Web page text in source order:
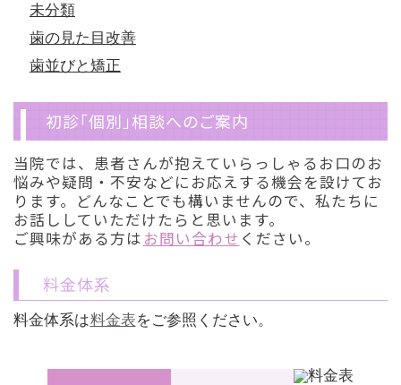
未分類
歯の見た目改善
歯並びと矯正
初診「個別」相談へのご案内
当院では、患者さんが抱えていらっしゃるお口のお
悩みや疑問・不安などにお応えする機会を設けてお
ります。どんなことでも構いませんので、私たちに
お話ししていただけたらと思います。
ご興味がある方は お問い合わせ ください。
料金体系
料金体系は料金表をご参照ください。